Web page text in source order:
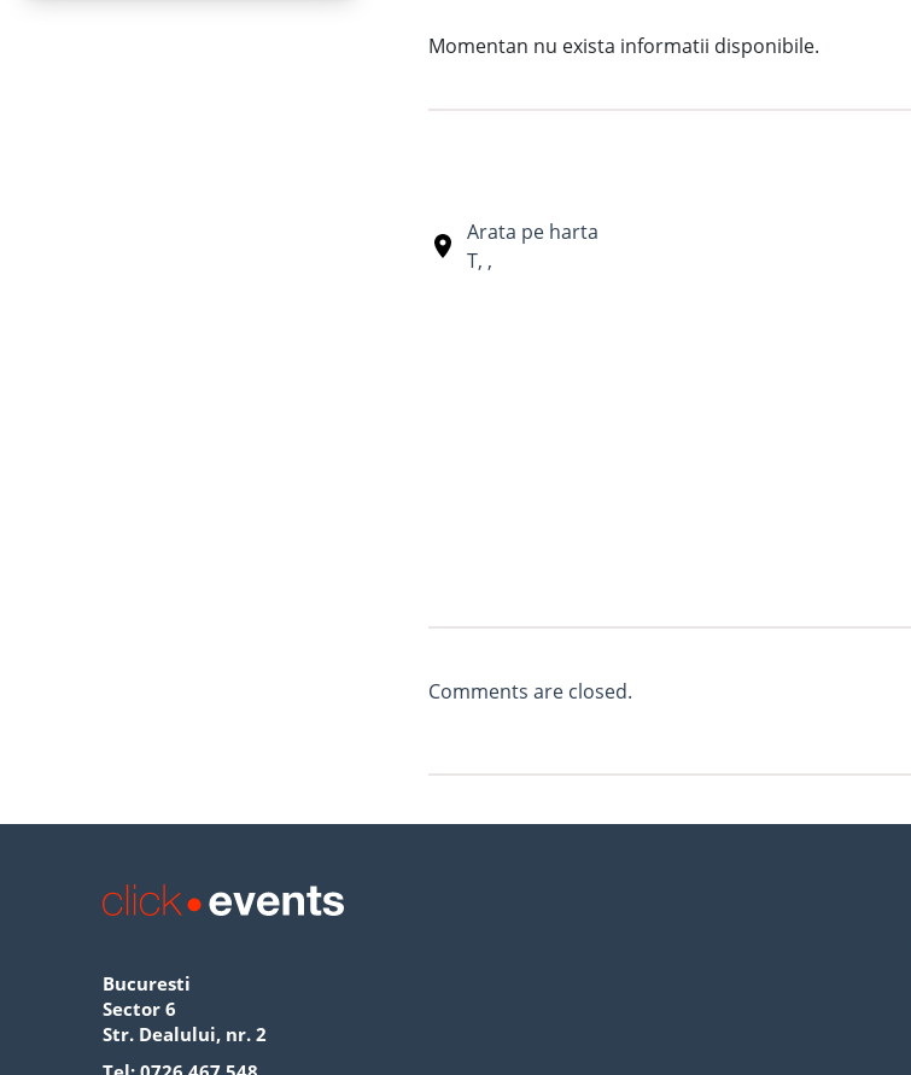
Momentan nu exista informatii disponibile.
Arata pe harta
T, ,
Comments are closed.
Bucuresti
Sector 6
Str. Dealului, nr. 2